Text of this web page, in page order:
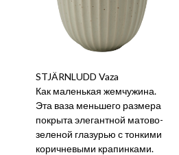
STJÄRNLUDD Vaza
Как маленькая жемчужина.
Эта ваза меньшего размера
покрыта элегантной матово-
зеленой глазурью с тонкими
коричневыми крапинками.